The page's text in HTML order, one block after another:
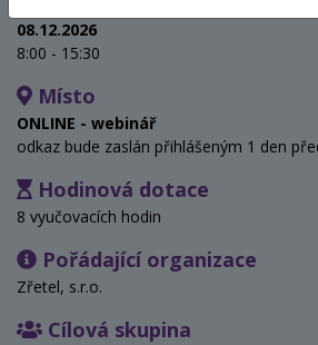
08.12.2026
8:00 - 15:30
Místo
ONLINE - webinář
odkaz bude zaslán přihlášeným 1 den
Hodinová dotace
8 vyučovacích hodin
Pořádající organizace
Zřetel, s.r.o.
Cílová skupina